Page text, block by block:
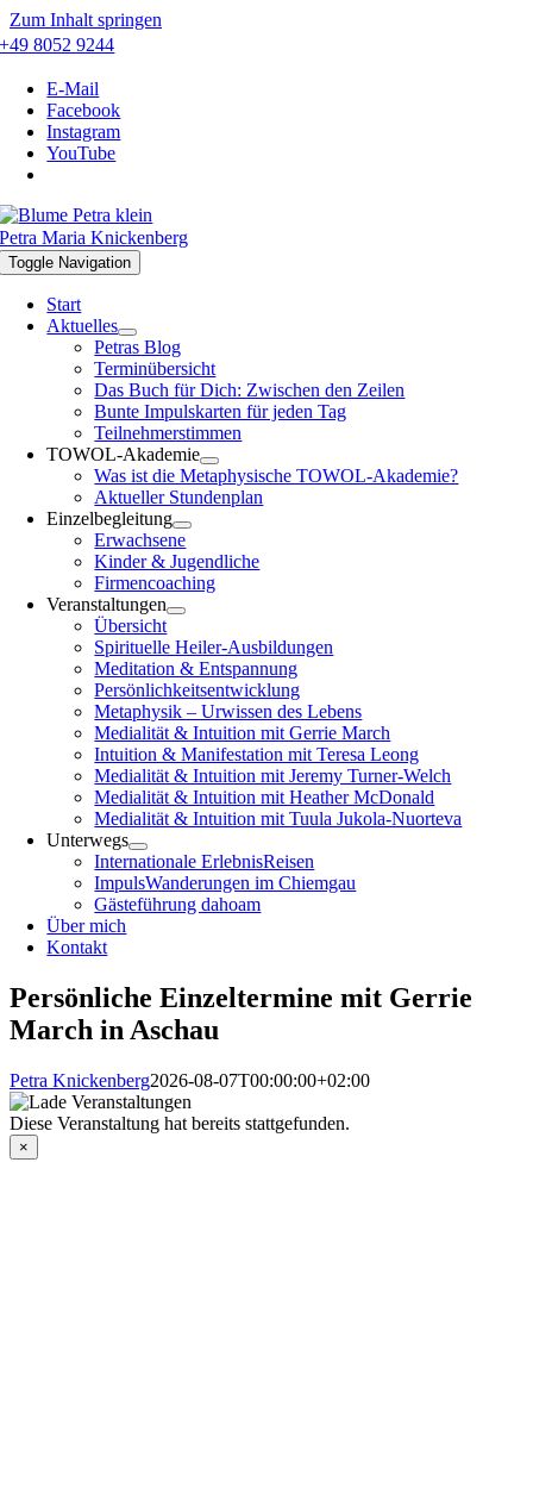
Zum Inhalt springen
+49 8052 9244
E-Mail
Facebook
Instagram
YouTube
Petra Maria Knickenberg
Toggle Navigation
Start
Aktuelles
Petras Blog
Terminübersicht
Das Buch für Dich: Zwischen den Zeilen
Bunte Impulskarten für jeden Tag
Teilnehmerstimmen
TOWOL-Akademie
Was ist die Metaphysische TOWOL-Akademie?
Aktueller Stundenplan
Einzelbegleitung
Erwachsene
Kinder & Jugendliche
Firmencoaching
Veranstaltungen
Übersicht
Spirituelle Heiler-Ausbildungen
Meditation & Entspannung
Persönlichkeitsentwicklung
Metaphysik – Urwissen des Lebens
Medialität & Intuition mit Gerrie March
Intuition & Manifestation mit Teresa Leong
Medialität & Intuition mit Jeremy Turner-Welch
Medialität & Intuition mit Heather McDonald
Medialität & Intuition mit Tuula Jukola-Nuorteva
Unterwegs
Internationale ErlebnisReisen
ImpulsWanderungen im Chiemgau
Gästeführung dahoam
Über mich
Kontakt
Persönliche Einzeltermine mit Gerrie
March in Aschau
Petra Knickenberg2026-08-07T00:00:00+02:00
Diese Veranstaltung hat bereits stattgefunden.
×